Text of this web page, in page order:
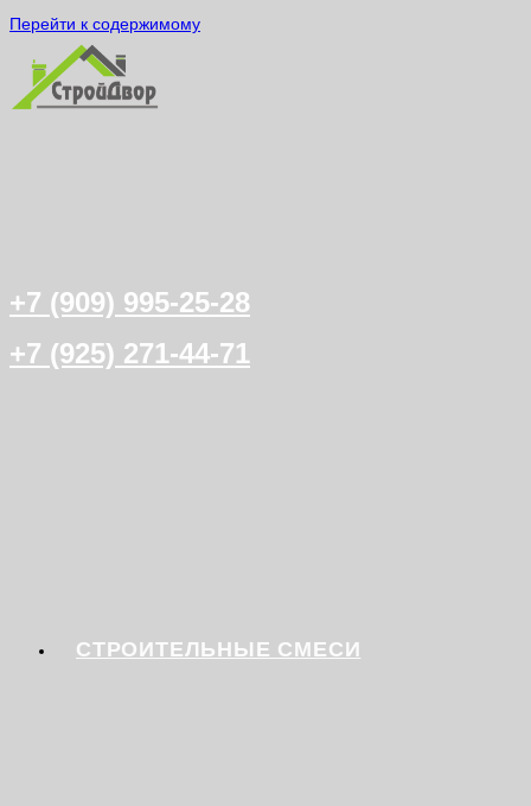
Перейти к содержимому
+7 (909) 995-25-28
+7 (925) 271-44-71
СТРОИТЕЛЬНЫЕ СМЕСИ